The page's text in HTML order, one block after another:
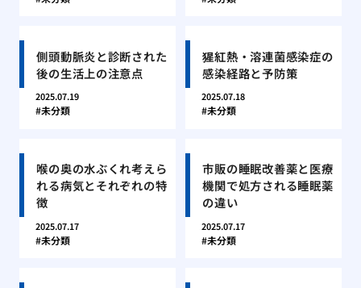
側頭動脈炎と診断された
後の生活上の注意点
2025.07.19
未分類
猩紅熱・溶連菌感染症の
感染経路と予防策
2025.07.18
未分類
喉の奥の水ぶくれ考えら
れる病気とそれぞれの特
徴
2025.07.17
未分類
市販の睡眠改善薬と医療
機関で処方される睡眠薬
の違い
2025.07.17
未分類